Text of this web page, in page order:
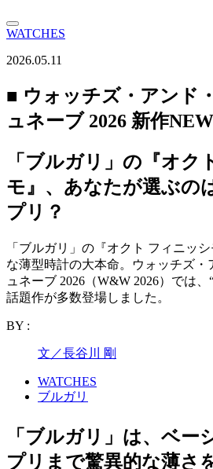
WATCHES
2026.05.11
■ ウォッチズ・アンド
ュネーブ 2026 新作
「ブルガリ」の『オク
モ』、あなたが選ぶの
プリ？
「ブルガリ」の『オクト フィニッ
な薄型時計の大本命。ウォッチズ・
ュネーブ 2026（W&W 2026）では
話題作が多数登場しました。
BY :
文／長谷川 剛
WATCHES
ブルガリ
「ブルガリ」は、ベー
プリまで驚異的な薄さ